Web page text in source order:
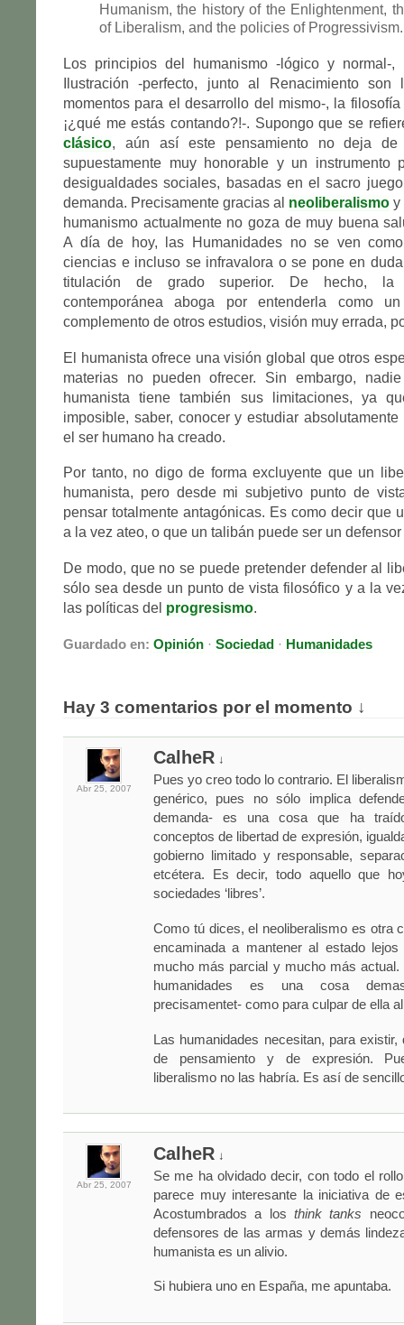
Humanism, the history of the Enlightenment,
of Liberalism, and the policies of Progressivism.
Los principios del humanismo -lógico y normal-
Ilustración -perfecto, junto al Renacimiento son
momentos para el desarrollo del mismo-, la
¡¿qué me estás contando?!-. Supongo que se
clásico, aún así este pensamiento no deja
supuestamente muy honorable y un instrumento
desigualdades sociales, basadas en el sacro
demanda. Precisamente gracias al neoliberalismo y
humanismo actualmente no goza de muy buena
A día de hoy, las Humanidades no se ven
ciencias e incluso se infravalora o se pone en
titulación de grado superior. De hecho, la
contemporánea aboga por entenderla como
complemento de otros estudios, visión muy errada,
El humanista ofrece una visión global que otros
materias no pueden ofrecer. Sin embargo,
humanista tiene también sus limitaciones, ya
imposible, saber, conocer y estudiar
el ser humano ha creado.
Por tanto, no digo de forma excluyente que un
humanista, pero desde mi subjetivo punto de
pensar totalmente antagónicas. Es como decir que
a la vez ateo, o que un talibán puede ser un
De modo, que no se puede pretender defender al
sólo sea desde un punto de vista filosófico y a la
las políticas del progresismo.
Guardado en: Opinión · Sociedad · Humanidades
Hay 3 comentarios por el momento ↓
Abr 25, 2007
CalheR ↓
Pues yo creo todo lo contrario. El
genérico, pues no sólo implica
demanda- es una cosa que ha
conceptos de libertad de expresión,
gobierno limitado y responsable,
etcétera. Es decir, todo aquello que
sociedades ‘libres’.
Como tú dices, el neoliberalismo es otra
encaminada a mantener al estado
mucho más parcial y mucho más
humanidades es una cosa
precisamentet- como para culpar de ella
Las humanidades necesitan, para existir,
de pensamiento y de expresión.
liberalismo no las habría. Es así de
Abr 25, 2007
CalheR ↓
Se me ha olvidado decir, con todo el
parece muy interesante la iniciativa de
Acostumbrados a los think tanks
defensores de las armas y demás
humanista es un alivio.
Si hubiera uno en España, me apuntaba.